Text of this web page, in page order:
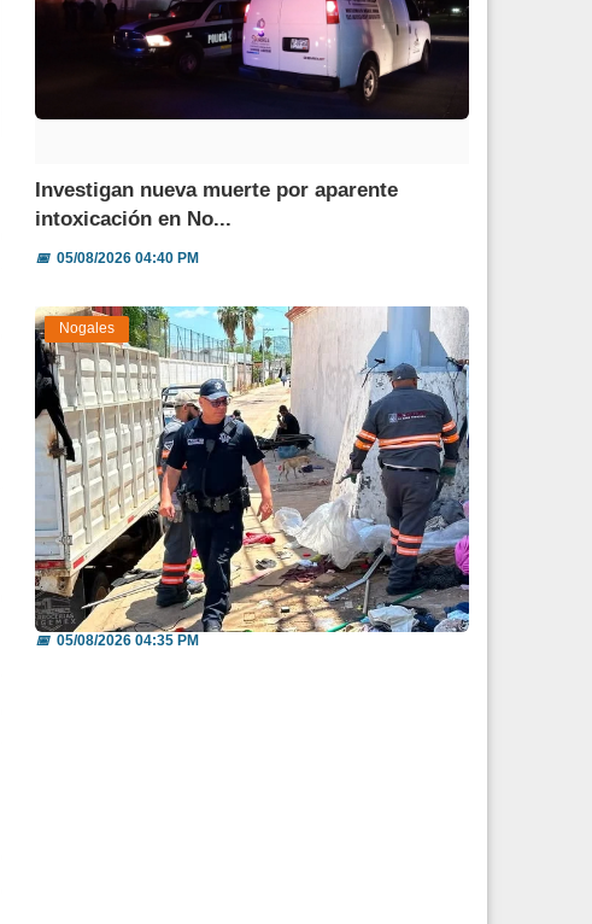
Investigan nueva muerte por aparente
intoxicación en No...
📅05/08/2026 04:40 PM
Nogales
Invitan a reportar espacios públicos
invadidos a través...
📅05/08/2026 04:35 PM